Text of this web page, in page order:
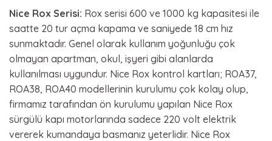
Nice Rox Serisi: Rox serisi 600 ve 1000 kg kapasitesi ile
saatte 20 tur açma kapama ve saniyede 18 cm hız
sunmaktadır. Genel olarak kullanım yoğunluğu çok
olmayan apartman, okul, işyeri gibi alanlarda
kullanılması uygundur. Nice Rox kontrol kartları; ROA37,
ROA38, ROA40 modellerinin kurulumu çok kolay olup,
firmamız tarafından ön kurulumu yapılan Nice Rox
sürgülü kapı motorlarında sadece 220 volt elektrik
vererek kumandaya basmanız yeterlidir. Nice Rox